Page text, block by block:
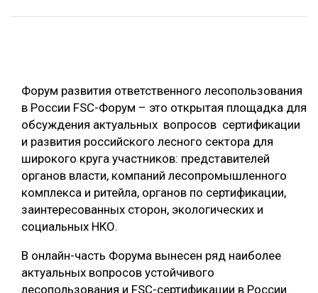
ЛЕСНОЕ ХОЗЯЙСТВО
ЦИФРОВАЯ СРЕДА
БИОЭНЕРГЕТИКА
ЛЕСОВОССТАНОВЛЕНИЕ И ЗАЩИТА
ЛОГИСТИКА
ПРОИЗВОДСТВО ДРЕВЕСНЫХ ПЛИТ
КОМПЛЕКСНАЯ ПЕРЕРАБОТКА
РУБРИКИ
ТЕМАТИЧЕСКИЕ ПРОЕКТЫ
ПОДБОРКИ СТАТЕЙ
Форум развития ответственного лесопользования
в России FSC-Форум – это открытая площадка для
обсуждения актуальных вопросов сертификации
и развития российского лесного сектора для
широкого круга участников: представителей
органов власти, компаний лесопромышленного
комплекса и ритейла, органов по сертификации,
заинтересованных сторон, экологических и
социальных НКО.
В онлайн-часть Форума вынесен ряд наиболее
актуальных вопросов устойчивого
лесопользования и FSC-сертификации в России.